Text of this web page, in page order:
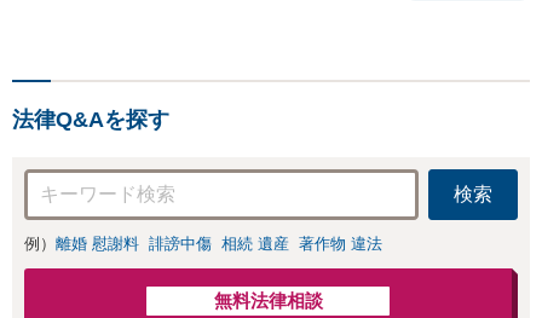
法律Q&Aを探す
検索
例） 離婚 慰謝料 誹謗中傷 相続 遺産 著作物 違法
無料法律相談